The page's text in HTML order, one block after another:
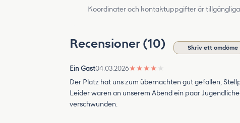
Koordinater och kontaktuppgifter är
Recensioner (10) Skriv ett omdöme
Ein Gast04.03.2026★ ★ ★ ★ ★
Der Platz hat uns zum übernachten gut gefallen,
Leider waren an unserem Abend ein paar
verschwunden.